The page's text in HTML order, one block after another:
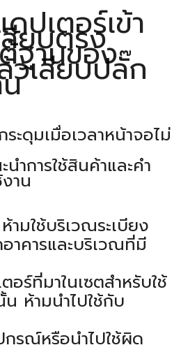
ปเตอร์เข้า
ยบตรง
ฐานของ
วเสียบปลั๊ก
ะดุมเมื่อเวลาหน้าจอไม่
ำการใช้สินค้าและคำ
าน
ามใช้บริเวณระเบียง
าคารและบริเวณที่มี
ร์ที่มาในเซตสำหรับใช้
ห้ามนำไปใช้กับ
รณ์หรือนำไปใช้ผิด